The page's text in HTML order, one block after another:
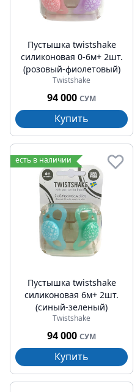
Пустышка twistshake
силиконовая 0-6м+ 2шт.
(розовый-фиолетовый)
Twistshake
94 000 СУМ
Купить
есть в наличии
Пустышка twistshake
силиконовая 6м+ 2шт.
(синый-зеленый)
Twistshake
94 000 СУМ
Купить